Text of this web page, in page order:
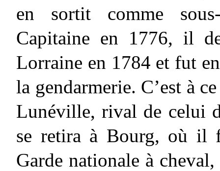
en sortit comme
Capitaine en 1776, il
Lorraine en 1784 et fut
la gendarmerie. C’est à
Lunéville, rival de celui
se retira à Bourg, où il
Garde nationale à